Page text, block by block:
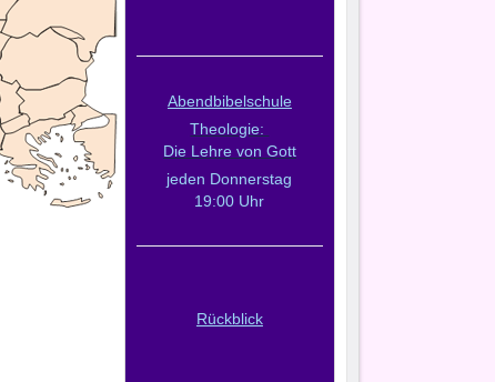
Abendbibelschule
Theologie:
Die Lehre von Gott
jeden Donnerstag
19:00 Uhr
Rückblick